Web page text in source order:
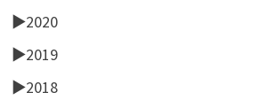
►2020
►2019
►2018